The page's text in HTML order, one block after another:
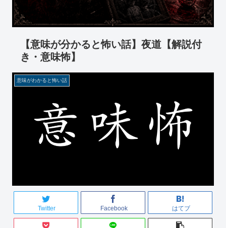
【意味が分かると怖い話】夜道【解説付
き・意味怖】
意味がわかると怖い話
Twitter Facebook はてブ